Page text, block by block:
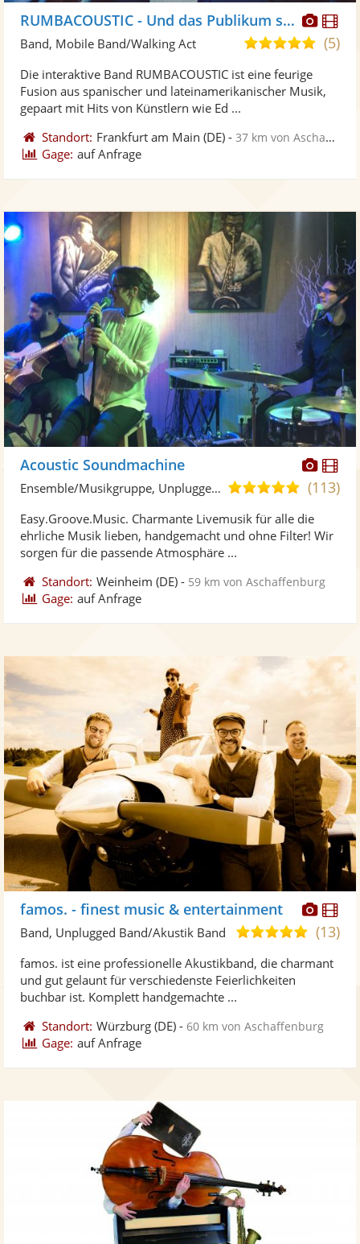
RUMBACOUSTIC - Und das Publikum spielt mit!
5,0
5
Sternen
(5)
Band, Mobile Band/Walking Act
Die interaktive Band RUMBACOUSTIC ist eine feurige
Fusion aus spanischer und lateinamerikanischer Musik,
gepaart mit Hits von Künstlern wie Ed ...
Standort: Frankfurt am Main (DE) -37 km von Aschaffenburg
Gage: auf Anfrage
Acoustic Soundmachine
5,0
5
(113)
Ensemble/Musikgruppe, Unplugged Band/Akustik Band
Easy.Groove.Music. Charmante Livemusik für alle die
ehrliche Musik lieben, handgemacht und ohne Filter! Wir
sorgen für die passende Atmosphäre ...
Standort: Weinheim (DE) - 59 km von Aschaffenburg
Gage: auf Anfrage
Fotos
famos. - finest music & entertainment
5,0
5
(13)
Band, Unplugged Band/Akustik Band
famos. ist eine professionelle Akustikband, die charmant
und gut gelaunt für verschiedenste Feierlichkeiten
buchbar ist. Komplett handgemachte ...
Standort: Würzburg (DE) -60 km von Aschaffenburg
Gage: auf Anfrage